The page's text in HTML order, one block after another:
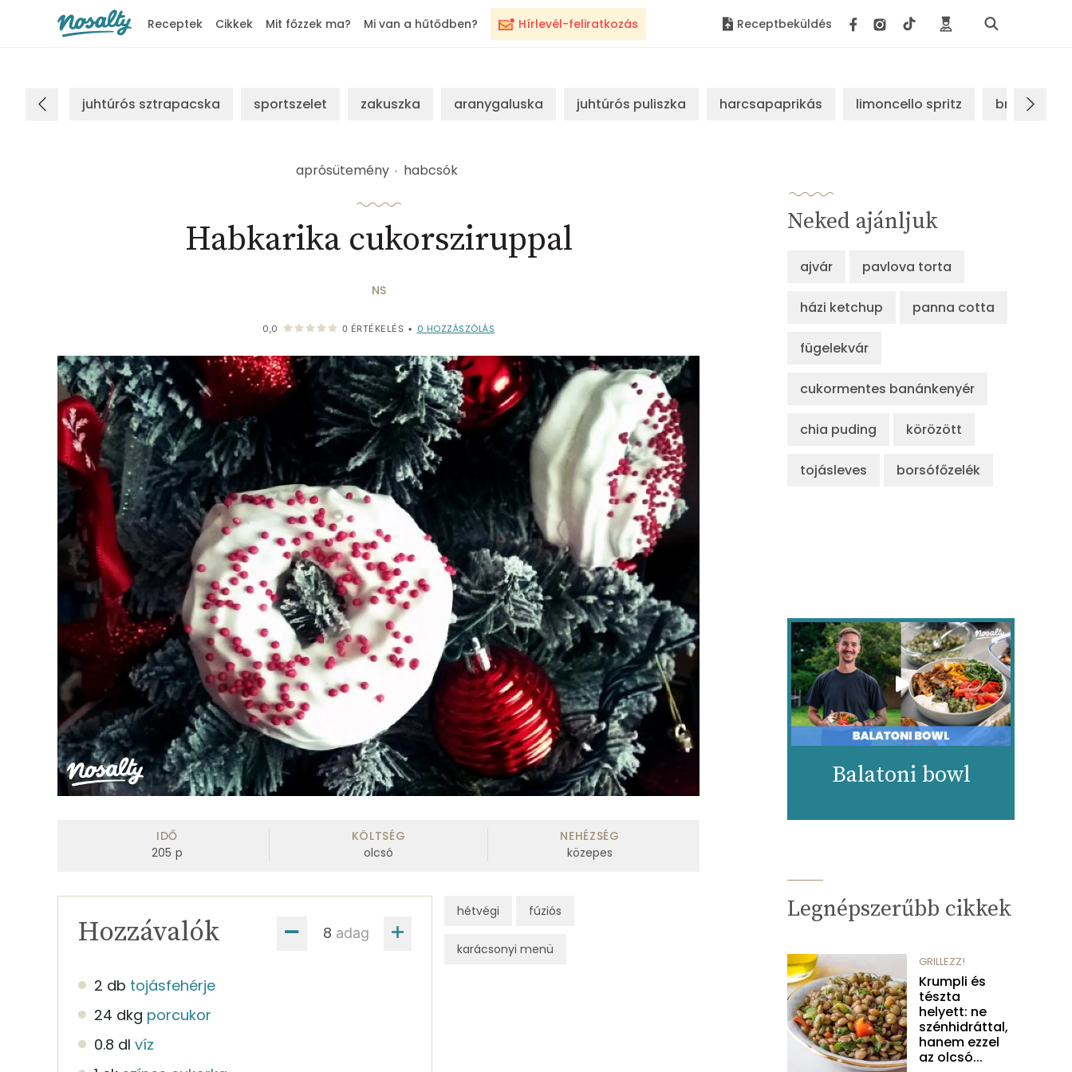
Hírlevél-feliratkozás
Receptek Cikkek Mit főzzek ma? Mi van a hűtődben? Receptbeküldés
juhtúrós sztrapacska sportszelet zakuszka aranygaluska juhtúrós puliszka harcsapaprikás limoncello spritz brassói
aprósütemény habcsók
Habkarika cukorsziruppal
NS
0,0 0 ÉRTÉKELÉS • 0 HOZZÁSZÓLÁS
IDŐ
205 p
KÖLTSÉG
olcsó
NEHÉZSÉG
közepes
adag
Hozzávalók
2 db tojásfehérje
24 dkg porcukor
0.8 dl víz
hétvégi fúziós
karácsonyi menü
Neked ajánljuk
ajvár pavlova torta
házi ketchup panna cotta
fügelekvár
cukormentes banánkenyér
chia puding körözött
tojásleves borsófőzelék
Balatoni bowl
Legnépszerűbb cikkek
GRILLEZZ!
Krumpli és
tészta
helyett: ne
szénhidráttal,
hanem ezzel
az olcsó...